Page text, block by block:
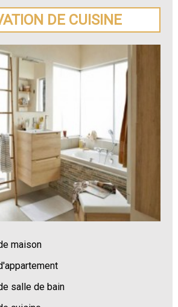
DE CUISINE
maison
salle de bain